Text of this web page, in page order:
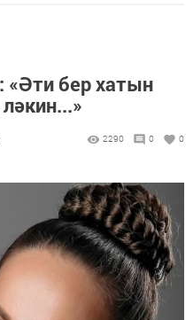
«Әти бер хатын
2290 0 0